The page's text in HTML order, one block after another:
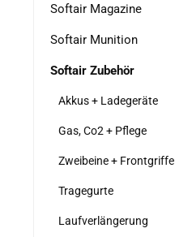
Softair Magazine
Softair Munition
Softair Zubehör
Akkus + Ladegeräte
Gas, Co2 + Pflege
Zweibeine + Frontgriffe
Tragegurte
Laufverlängerung